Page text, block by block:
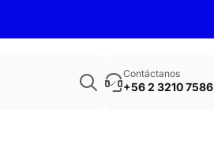
Contáctanos
+56 2 3210 7586